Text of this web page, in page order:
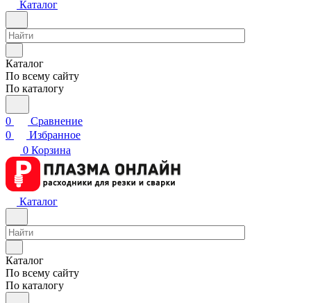
Каталог
Каталог
По всему сайту
По каталогу
0
Сравнение
0
Избранное
0 Корзина
Каталог
Каталог
По всему сайту
По каталогу